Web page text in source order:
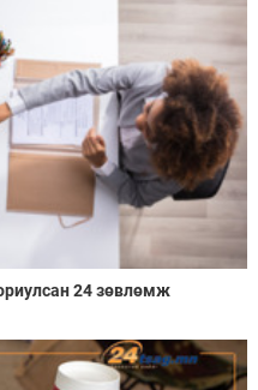
24 зөвлөмж